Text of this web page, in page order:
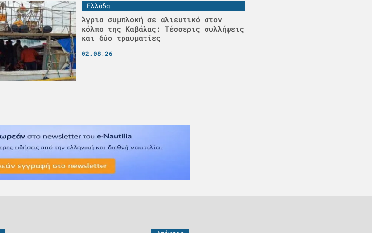
Ελλάδα
Άγρια συμπλοκή σε αλιευτικό στον
κόλπο της Καβάλας: Τέσσερις συλλήψεις
και δύο τραυματίες
02.08.26